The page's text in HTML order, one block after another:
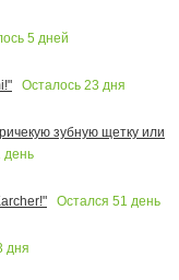
5 дней
Осталось 23 дня
зубную щетку или
день
Остался 51 день
дня